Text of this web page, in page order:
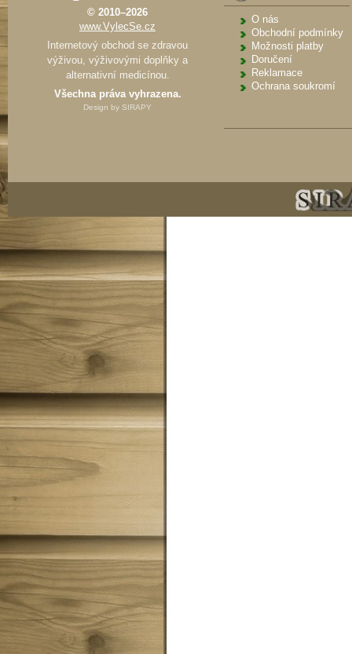
© 2010–2026
www.VylecSe.cz
Internetový obchod se zdravou
výživou, výživovými doplňky a
alternativní medicínou.
Všechna práva vyhrazena.
Design by SIRAPY
O nás
Obchodní podmínky
Možnosti platby
Doručení
Reklamace
Ochrana soukromí